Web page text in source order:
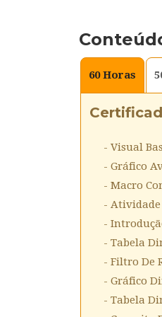
60Horas
- Visual
- Gráfico
- Macro
-
-
- Tabela
- Filtro De
- Gráfico
- Tabela